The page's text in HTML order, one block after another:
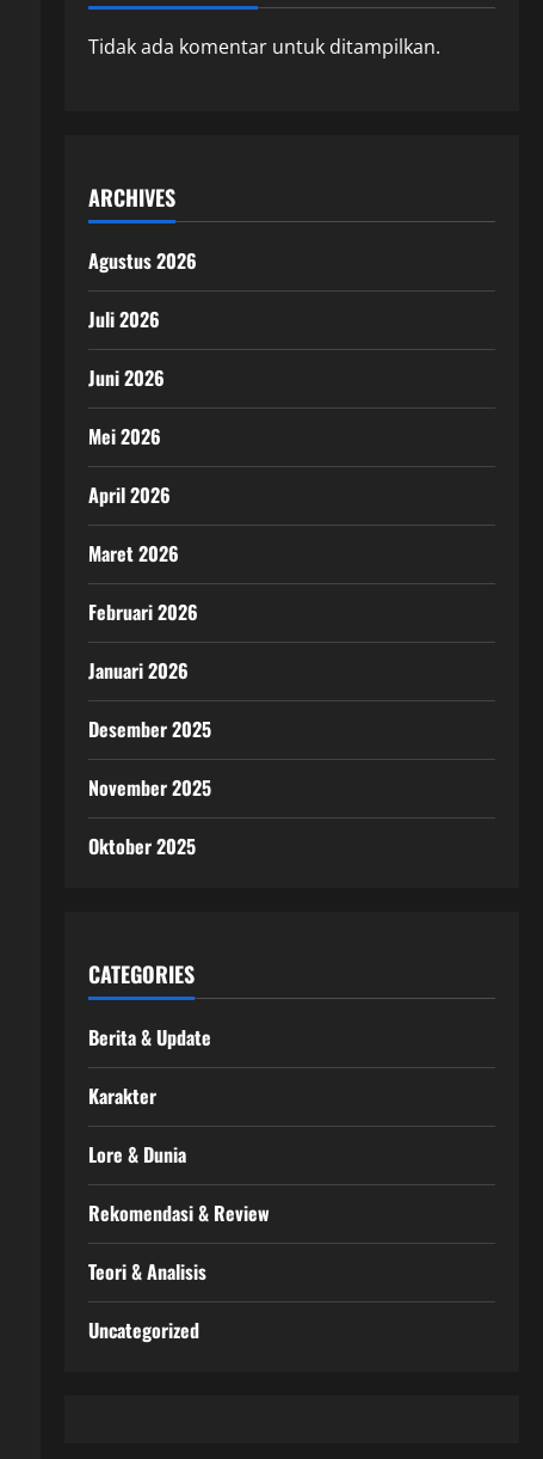
Tidak ada komentar untuk ditampilkan.
ARCHIVES
Agustus 2026
Juli 2026
Juni 2026
Mei 2026
April 2026
Maret 2026
Februari 2026
Januari 2026
Desember 2025
November 2025
Oktober 2025
CATEGORIES
Berita & Update
Karakter
Lore & Dunia
Rekomendasi & Review
Teori & Analisis
Uncategorized